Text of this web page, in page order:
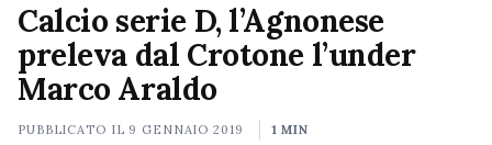
Calcio serie D, l’Agnonese
preleva dal Crotone l’under
Marco Araldo
PUBBLICATO IL 9 GENNAIO 2019 1 MIN